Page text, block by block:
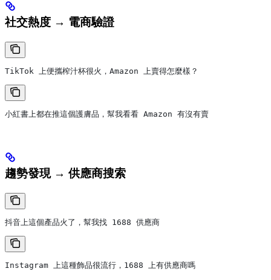
社交熱度 → 電商驗證
TikTok 上便攜榨汁杯很火，Amazon 上賣得怎麼樣？
小紅書上都在推這個護膚品，幫我看看 Amazon 有沒有賣
趨勢發現 → 供應商搜索
抖音上這個產品火了，幫我找 1688 供應商
Instagram 上這種飾品很流行，1688 上有供應商嗎